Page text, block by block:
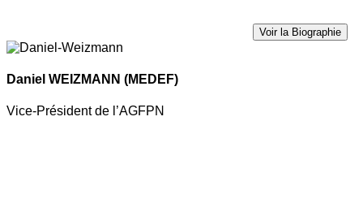
Voir la Biographie
Daniel WEIZMANN (MEDEF)
Vice-Président de l’AGFPN